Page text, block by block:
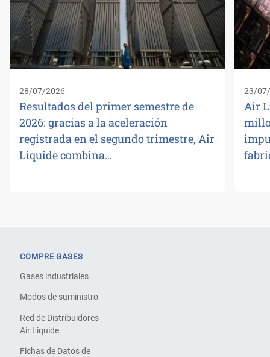
28/07/2026
Resultados del primer semestre de
2026: gracias a la aceleración
registrada en el segundo trimestre, Air
Liquide combina…
23/
Air
COMPRE GASES
Gases industriales
Modos de suministro
Red de Distribuidores
Air Liquide
Fichas de Datos de